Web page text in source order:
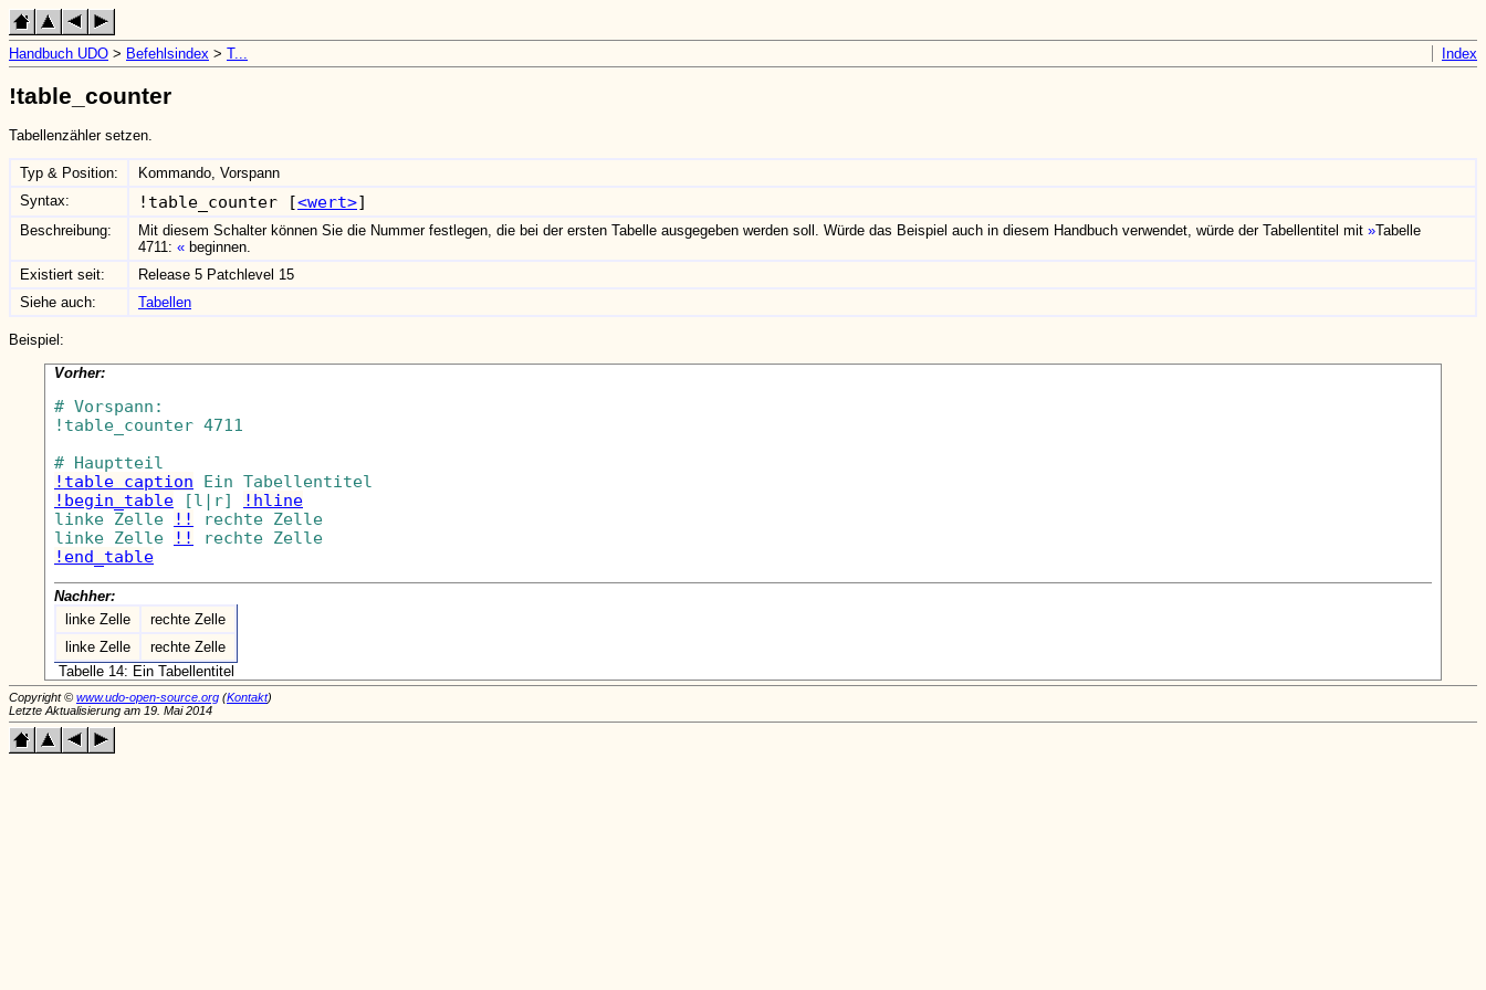
Handbuch UDO > Befehlsindex > T... Index
!table_counter
Tabellenzähler setzen.
Typ & Position:
Kommando, Vorspann
Syntax:
!table_counter [<wert>]
Beschreibung: Mit diesem Schalter können Sie die Nummer festlegen, die bei der ersten Tabelle ausgegeben werden soll. Würde das Beispiel auch in diesem Handbuch verwendet, würde der Tabellentitel mit
Tabelle
4711:
beginnen.
Existiert seit:
Release 5 Patchlevel 15
Siehe auch:
Tabellen
Beispiel:
Vorher:
# Vorspann:
!table_counter 4711
!table_caption
!begin_table [l|r]
!hline
linke Zelle
!!
rechte Zelle
linke Zelle
!!
!end_table
Nachher:
Tabelle 14: Ein Tabellentitel
linke Zelle
rechte Zelle
linke Zelle
rechte Zelle
Copyright © www.udo-open-source.org (Kontakt)
Letzte Aktualisierung am 19. Mai 2014